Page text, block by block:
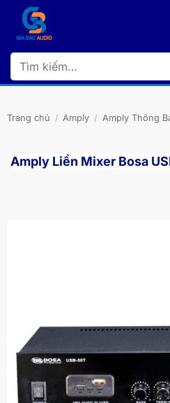
dung
Tìm
kiếm:
Trang chủ / Amply / Amply Thông
Amply Liền Mixer Bosa